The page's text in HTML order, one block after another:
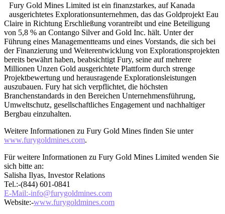
Fury Gold Mines Limited ist ein finanzstarkes, auf Kanada
ausgerichtetes Explorationsunternehmen, das das Goldprojekt Eau
Claire in Richtung Erschließung vorantreibt und eine Beteiligung
von 5,8 % an Contango Silver and Gold Inc. hält. Unter der
Führung eines Managementteams und eines Vorstands, die sich bei
der Finanzierung und Weiterentwicklung von Explorationsprojekten
bereits bewährt haben, beabsichtigt Fury, seine auf mehrere
Millionen Unzen Gold ausgerichtete Plattform durch strenge
Projektbewertung und herausragende Explorationsleistungen
auszubauen. Fury hat sich verpflichtet, die höchsten
Branchenstandards in den Bereichen Unternehmensführung,
Umweltschutz, gesellschaftliches Engagement und nachhaltiger
Bergbau einzuhalten.
Weitere Informationen zu Fury Gold Mines finden Sie unter
www.furygoldmines.com.
Für weitere Informationen zu Fury Gold Mines Limited wenden Sie
sich bitte an:
Salisha Ilyas, Investor Relations
Tel.:-(844) 601-0841
E-Mail:-info@furygoldmines.com
Website:-www.furygoldmines.com